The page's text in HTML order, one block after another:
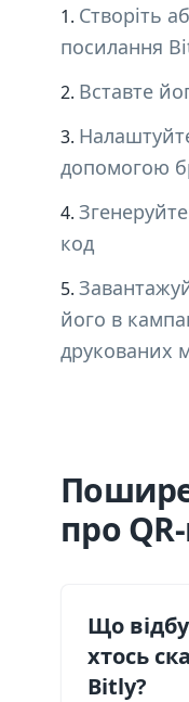
Створіть
посилання
Вставте
допомогою
код
його в
друкованих
про
Що
хтось
Bitly?